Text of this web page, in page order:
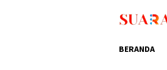
BERANDA